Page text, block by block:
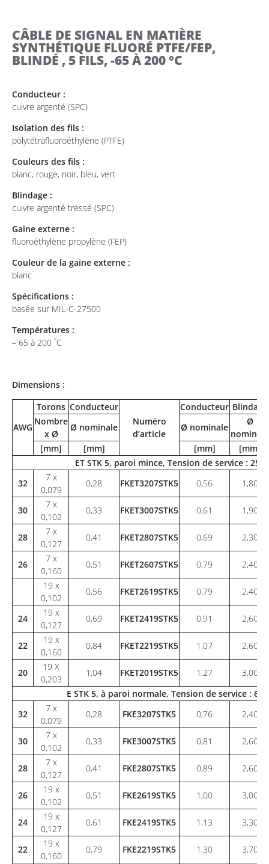
CÂBLE DE SIGNAL EN MATIÈRE
SYNTHÉTIQUE FLUORÉ PTFE/FEP,
BLINDÉ , 5 FILS, -65 À 200 °C
Conducteur :
cuivre argenté (SPC)
Isolation des fils :
polytétrafluoroéthylène (PTFE)
Couleurs des fils :
blanc, rouge, noir, bleu, vert
Blindage :
cuivre argenté tressé (SPC)
Gaine externe :
fluoroéthylène propylène (FEP)
Couleur de la gaine externe :
blanc
Spécifications :
basée sur MIL-C-27500
Températures :
– 65 à 200 ˚C
Dimensions :
AWG
Torons Conducteur
Numéro
d’article
Conducteur Blindage
Nombre
x Ø
Ø nominale Ø nominale
Ø
nominale
[mm]
[mm] [mm]
[mm]
ET STK 5, paroi mince, Tension de service : 250/
32
7 x
0,079
0,28 FKET3207STK5 0,56 1,80
30
7 x
0,102
0,33 FKET3007STK5 0,61 1,90
28
7 x
0,127
0,41 FKET2807STK5 0,69 2,30
26
7 x
0,160
0,51 FKET2607STK5 0,79
2,40
19 x
0,102
0,56 FKET2619STK5 0,79 2,40
24
19 x
0,127
0,69 FKET2419STK5 0,91 2,60
22
19 x
0,160
0,84 FKET2219STK5 1,07 2,60
20
19 X
0,203
1,04 FKET2019STK5 1,27
3,00
E STK 5, à paroi normale, Tension de service :
32
7 x
0,079
0,28 FKE3207STK5 0,76 2,40
30
7 x
0,102
0,33 FKE3007STK5 0,81 2,60
28
7 x
0,127
0,41 FKE2807STK5 0,89 2,60
26
19 x
0,102
0,51 FKE2619STK5 1,00 3,00
24
19 x
0,127
0,61 FKE2419STK5 1,13 3,30
22
19 x
0,160
0,79 FKE2219STK5 1,30 3,70